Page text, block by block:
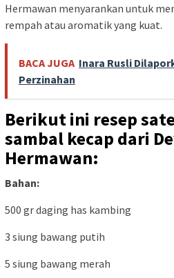
Hermawan menyarankan untuk
rempah atau aromatik yang kuat.
BACA JUGA Inara Rusli
Perzinahan
Berikut ini resep
sambal kecap dari
Hermawan:
Bahan:
500 gr daging has kambing
3 siung bawang putih
5 siung bawang merah